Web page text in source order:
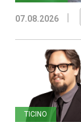
07.08.2026
TICINO